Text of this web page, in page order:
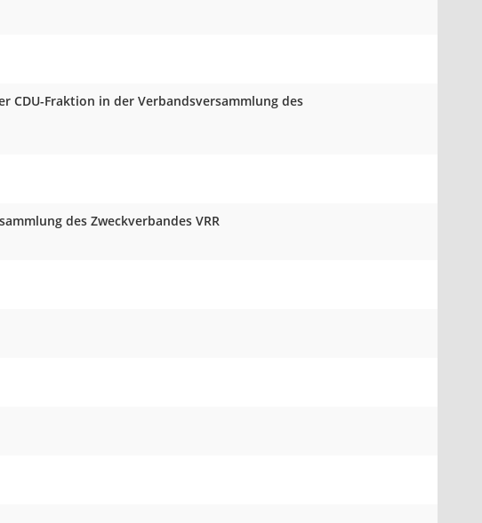
CDU-Fraktion in der Verbandsversammlung des
des Zweckverbandes VRR